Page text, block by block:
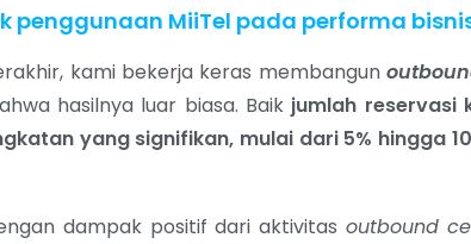
MiiTel pada performa
kami bekerja keras membangun
hasilnya luar biasa. Baik jumlah reservasi
yang signifikan, mulai dari 5% hingga
dampak positif dari aktivitas outbound